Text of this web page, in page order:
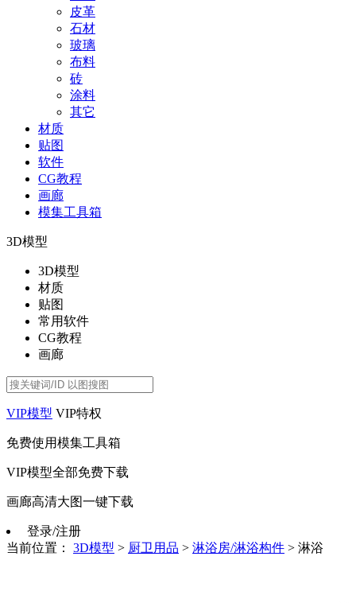
皮革
石材
玻璃
布料
砖
涂料
其它
材质
贴图
软件
CG教程
画廊
模集工具箱
3D模型
3D模型
材质
贴图
常用软件
CG教程
画廊
VIP模型 VIP特权
免费使用模集工具箱
VIP模型全部免费下载
画廊高清大图一键下载
登录/注册
当前位置：
3D模型 > 厨卫用品 > 淋浴房/淋浴构件 > 淋浴